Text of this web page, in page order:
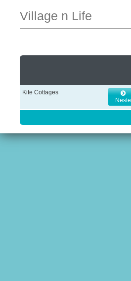
Village n Life
Kite Cottages
Neste